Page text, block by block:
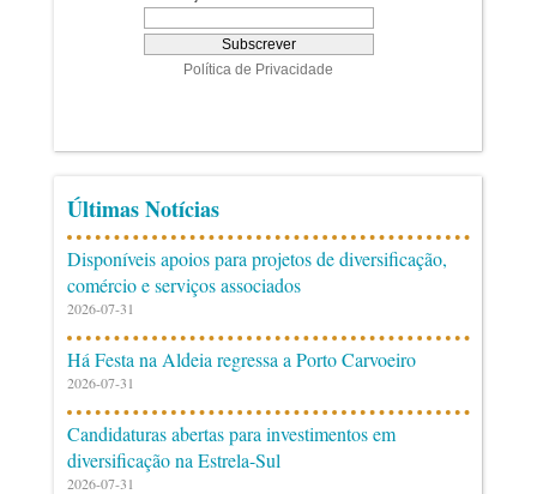
Últimas Notícias
Disponíveis apoios para projetos de diversificação,
comércio e serviços associados
2026-07-31
Há Festa na Aldeia regressa a Porto Carvoeiro
2026-07-31
Candidaturas abertas para investimentos em
diversificação na Estrela-Sul
2026-07-31